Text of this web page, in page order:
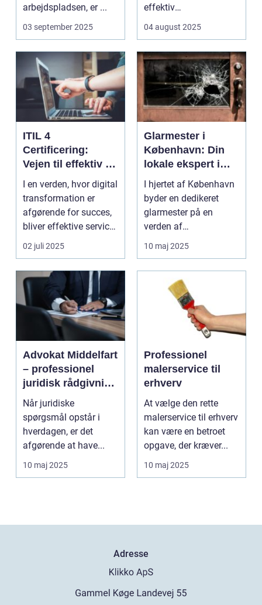
arbejdspladsen, er ...
03 september 2025
effektiv
ressourceudnyttelse
bliver spe...
04 august 2025
ITIL 4
Certificering:
Vejen til effektiv IT-
service
management
I en verden, hvor digital
transformation er
afgørende for succes,
bliver effektive service
ma...
02 juli 2025
Glarmester i
København: Din
lokale ekspert i
glasløsninger
I hjertet af København
byder en dedikeret
glarmester på en
verden af
glasløsning...
10 maj 2025
Advokat Middelfart
– professionel
juridisk rådgivning
tæt på dig
Når juridiske
spørgsmål opstår i
hverdagen, er det
afgørende at have...
10 maj 2025
Professionel
malerservice til
erhverv
At vælge den rette
malerservice til erhverv
kan være en betroet
opgave, der kræver...
10 maj 2025
Adresse